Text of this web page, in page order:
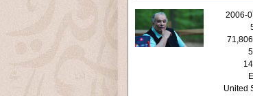
2006-
United